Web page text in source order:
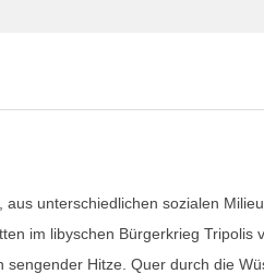
unterschiedlichen sozialen
im libyschen Bürgerkrieg Tripolis
Hitze. Quer durch die